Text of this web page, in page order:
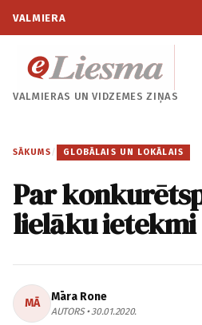
VALMIERA
VALMIERAS UNVIDZEMES ZIŅAS
SĀKUMS / GLOBĀLAIS UN LOKĀLAIS
Par
lielāku
MĀ Māra Rone
AUTORS • 30.01.2020.